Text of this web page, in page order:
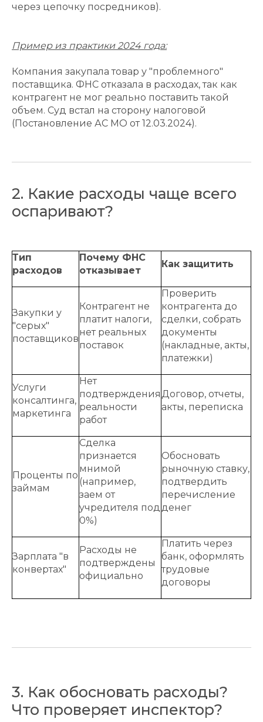
через цепочку посредников).
Пример из практики 2024 года:
Компания закупала товар у "проблемного"
поставщика. ФНС отказала в расходах, так как
контрагент не мог реально поставить такой
объем. Суд встал на сторону налоговой
(Постановление АС МО от 12.03.2024).
2. Какие расходы чаще всего
оспаривают?
Тип
расходов
Почему ФНС
отказывает
Как защитить
Закупки у
"серых"
поставщиков
Контрагент не
платит налоги,
нет реальных
поставок
Проверить
контрагента до
сделки, собрать
документы
(накладные, акты,
платежки)
Услуги
консалтинга,
маркетинга
Нет
подтверждения
реальности
работ
Договор, отчеты,
акты, переписка
Проценты по
займам
Сделка
признается
мнимой
(например,
заем от
учредителя под
0%)
Обосновать
рыночную ставку,
подтвердить
перечисление
денег
Зарплата "в
конвертах"
Расходы не
подтверждены
официально
Платить через
банк, оформлять
трудовые
договоры
3. Как обосновать расходы?
Что проверяет инспектор?